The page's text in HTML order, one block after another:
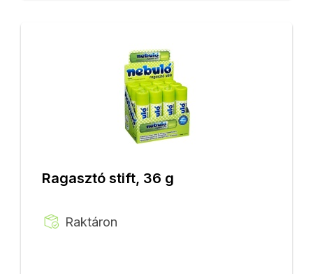
Ragasztó stift, 36 g
Raktáron